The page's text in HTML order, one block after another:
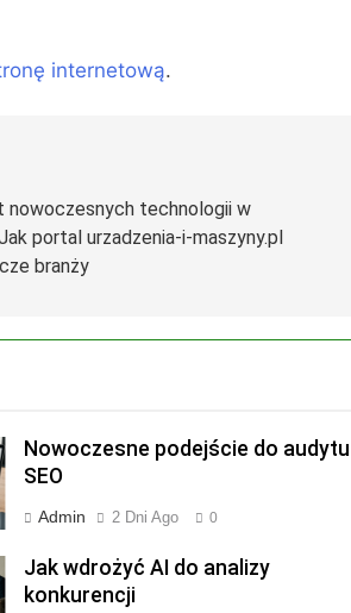
internetową.
nowoczesnych technologii w
portal urzadzenia-i-maszyny.pl
branży
Nowoczesne podejście do audytu
SEO
Admin 2 Dni Ago 0
Jak wdrożyć AI do analizy
konkurencji